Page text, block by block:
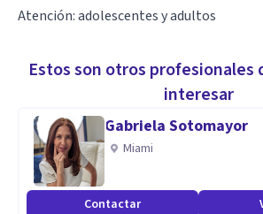
Atención: adolescentes y adultos
Estos son otros profesionales
interesar
Gabriela Sotomayor
Miami
Contactar